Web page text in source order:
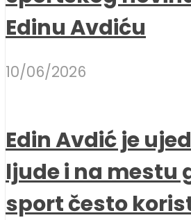
Edinu Avdiću
10/06/2026
Edin Avdić je
ljude i na mestu
sport često